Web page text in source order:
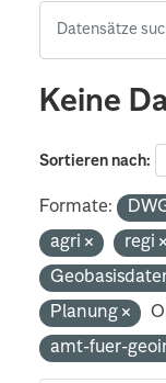
Keine
Sortieren nach
Formate:
agri
regi
Planung
amt-fuer-